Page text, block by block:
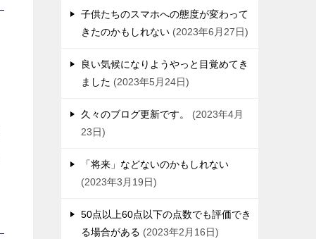
子供たちのスマホへの態度が変わって
きたのかもしれない 2023年6月27日
良い気候になりようやっと目覚めてき
ました
2023年5月24日
久々のブログ更新です。
2023年4月
23日
「将来」などないのかもしれない
2023年3月19日
50点以上60点以下の点数でも評価でき
る場合がある
2023年2月16日